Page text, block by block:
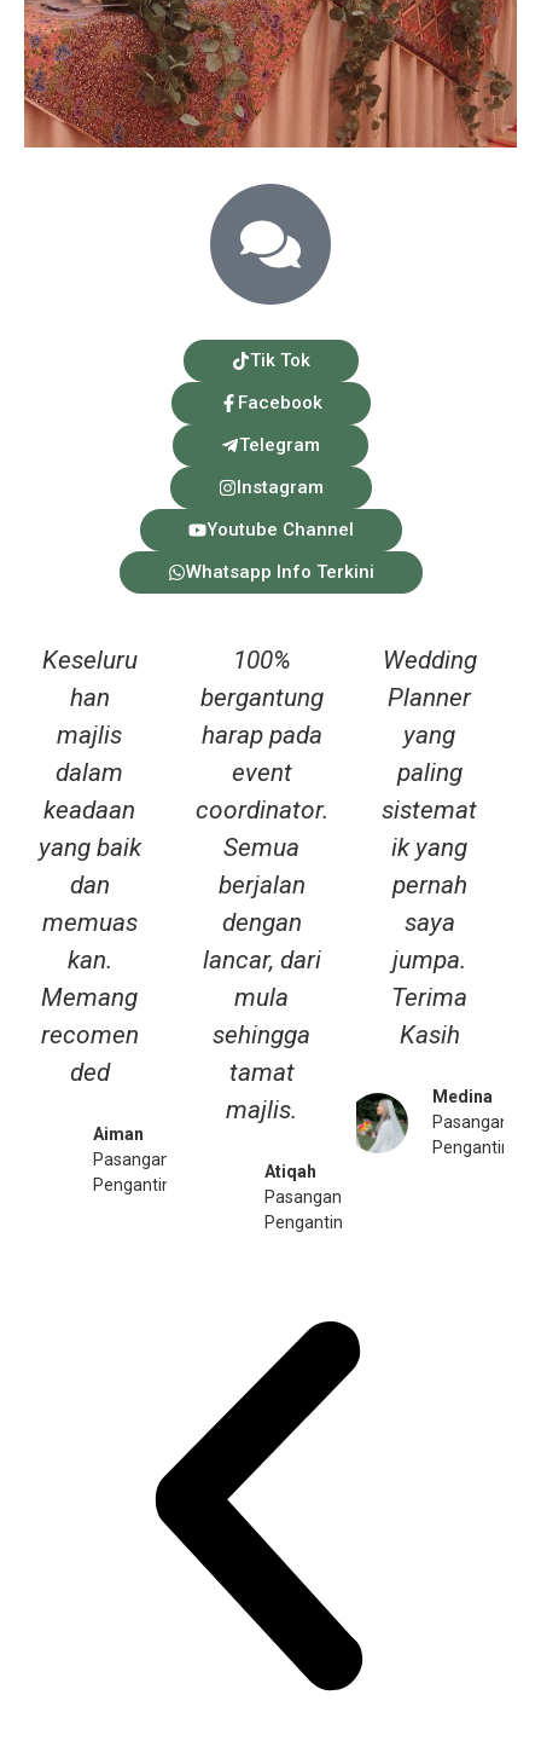
Tik Tok
Facebook
Telegram
Instagram
Youtube Channel
Whatsapp Info Terkini
Keseluru
han
majlis
dalam
keadaan
yang baik
dan
memuas
kan.
Memang
recomen
ded
Aiman
Pasangan
Pengantin
100%
bergantung
harap pada
event
coordinator.
Semua
berjalan
dengan
lancar, dari
mula
sehingga
tamat
majlis.
Atiqah
Pasangan
Pengantin​
Wedding
Planner
yang
paling
sistemat
ik yang
pernah
saya
jumpa.
Terima
Kasih
Medina
Pasangan
Pengantin